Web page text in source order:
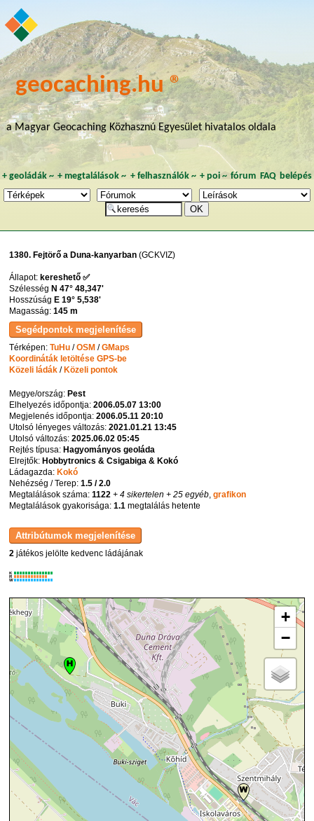
geocaching.hu ®
a Magyar Geocaching Közhasznú Egyesület hivatalos oldala
+ geoládák~ +megtalálások ~ + felhasználók~ + poi~ fórum FAQ belépés
1380. Fejtörő a Duna-kanyarban (GCKVIZ)
Állapot: kereshető ✅
Szélesség N 47° 48,347'
Hosszúság E 19° 5,538'
Magasság:145 m
Térképen:TuHu /OSM /GMaps
Koordináták letöltése GPS-be
Közeli ládák /Közeli pontok
Megye/ország:Pest
Elhelyezés időpontja:2006.05.07 13:00
Megjelenés időpontja:2006.05.11 20:10
Utolsó lényeges változás:2021.01.21 13:45
Utolsó változás:2025.06.02 05:45
Rejtés típusa:Hagyományos geoláda
Elrejtők:Hobbytronics & Csigabiga & Kokó
Ládagazda:Kokó
Nehézség / Terep:1.5 / 2.0
Megtalálások száma:1122 + 4 sikertelen + 25 egyéb ,grafikon
Megtalálások gyakorisága:1.1 megtalálás hetente
2 játékos jelölte kedvenc ládájának
K
R
W
+
−